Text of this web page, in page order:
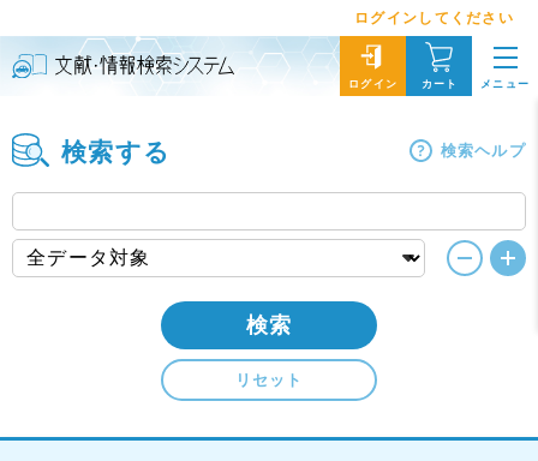
ログインしてください
ログイン カート メニュー
検索する 検索ヘルプ
検索
リセット